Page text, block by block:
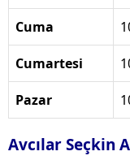
Cuma
Cumartesi
Pazar
Avcılar Seçkin